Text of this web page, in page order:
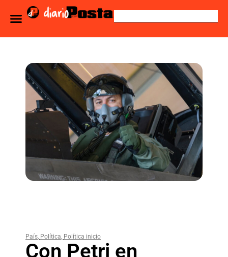
País, Política, Política inicio
Con Petri en